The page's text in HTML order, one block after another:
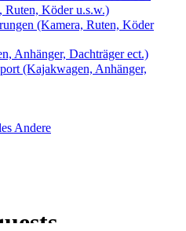
Köder u.s.w.)
(Kamera, Ruten, Köder
Anhänger, Dachträger ect.)
(Kajakwagen, Anhänger,
Andere